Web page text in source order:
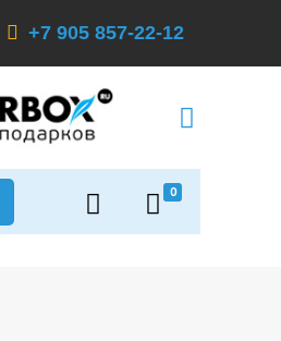
+7 905 857-22-12
0